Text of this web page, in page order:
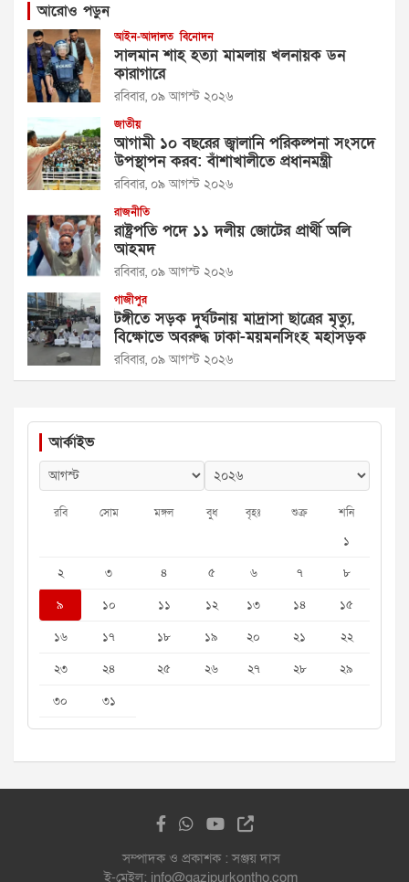
আরোও পড়ুন
আইন-আদালত বিনোদন
সালমান শাহ হত্যা মামলায় খলনায়ক ডন
কারাগারে
রবিবার, ০৯ আগস্ট ২০২৬
জাতীয়
আগামী ১০ বছরের জ্বালানি পরিকল্পনা সংসদে
উপস্থাপন করব: বাঁশাখালীতে প্রধানমন্ত্রী
রবিবার, ০৯ আগস্ট ২০২৬
রাজনীতি
রাষ্ট্রপতি পদে ১১ দলীয় জোটের প্রার্থী অলি
আহমদ
রবিবার, ০৯ আগস্ট ২০২৬
গাজীপুর
টঙ্গীতে সড়ক দুর্ঘটনায় মাদ্রাসা ছাত্রের মৃত্যু,
বিক্ষোভে অবরুদ্ধ ঢাকা-ময়মনসিংহ মহাসড়ক
রবিবার, ০৯ আগস্ট ২০২৬
আর্কাইভ
রবি সোম মঙ্গল বুধ বৃহঃ শুক্র শনি
১
২
৩ ৪ ৫ ৬ ৭
৮
৯
১০ ১১ ১২ ১৩ ১৪
১৫
১৬
১৭ ১৮ ১৯ ২০ ২১
২২
২৩
২৪ ২৫ ২৬ ২৭ ২৮
২৯
৩০
৩১
সম্পাদক ও প্রকাশক : সঞ্জয় দাস
ই-মেইল: info@gazipurkontho.com